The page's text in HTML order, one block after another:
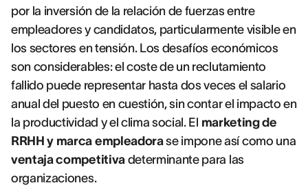
por la inversión de la relación de fuerzas entre
empleadores y candidatos, particularmente visible en
los sectores en tensión. Los desafíos económicos
son considerables: el coste de un reclutamiento
fallido puede representar hasta dos veces el salario
anual del puesto en cuestión, sin contar el impacto en
la productividad y el clima social. El marketing de
RRHH y marca empleadorase impone así como una
ventaja competitivadeterminante para las
organizaciones.